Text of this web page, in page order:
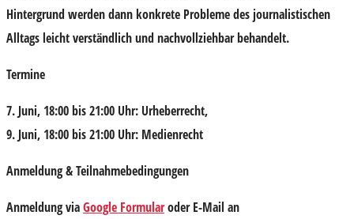
Hintergrund werden dann konkrete Probleme des journalistischen
Alltags leicht verständlich und nachvollziehbar behandelt.
Termine
7. Juni, 18:00 bis 21:00 Uhr: Urheberrecht,
9. Juni, 18:00 bis 21:00 Uhr: Medienrecht
Anmeldung & Teilnahmebedingungen
Anmeldung viaGoogle Formularoder E-Mail an